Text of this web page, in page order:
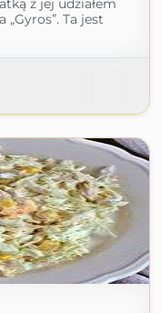
z jej udziałem
„Gyros”. Ta jest